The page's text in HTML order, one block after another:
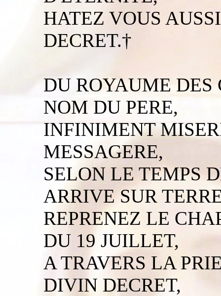
HATEZ VOUS
DECRET.†
DU ROYAUME DES
NOM DU PERE,
INFINIMENT
MESSAGERE,
SELON LE TEMPS
ARRIVE SUR
REPRENEZ LE
DU 19 JUILLET,
A TRAVERS LA
DIVIN DECRET,